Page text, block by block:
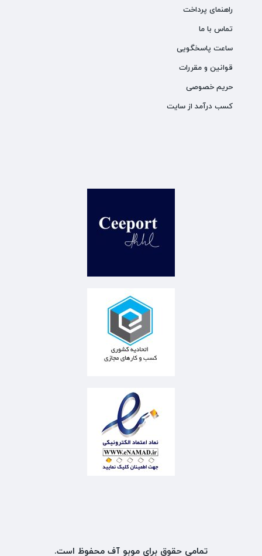
راهنمای پرداخت
تماس با ما
ساعت پاسخگویی
قوانین و مقررات
حریم خصوصی
کسب درآمد از سایت
تمامی حقوق برای موبو آف محفوظ است.